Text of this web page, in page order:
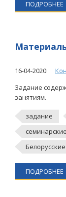
ПОДРОБНЕЕ
16-04-2020
Задание
занятиям.
задание
ПОДРОБНЕЕ